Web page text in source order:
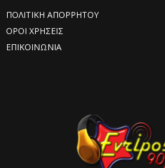
ΠΟΛΙΤΙΚΗ ΑΠΟΡΡΗΤΟΥ
ΟΡΟΙ ΧΡΗΣΕΙΣ
ΕΠΙΚΟΙΝΩΝΙΑ